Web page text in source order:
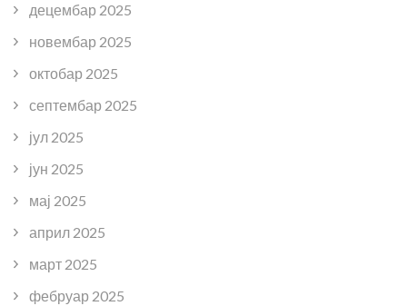
децембар 2025
новембар 2025
октобар 2025
септембар 2025
јул 2025
јун 2025
мај 2025
април 2025
март 2025
фебруар 2025